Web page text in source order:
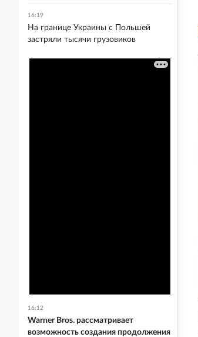
16:19
На границе Украины с Польшей
застряли тысячи грузовиков
16:12
Warner Bros. рассматривает
возможность создания продолжения